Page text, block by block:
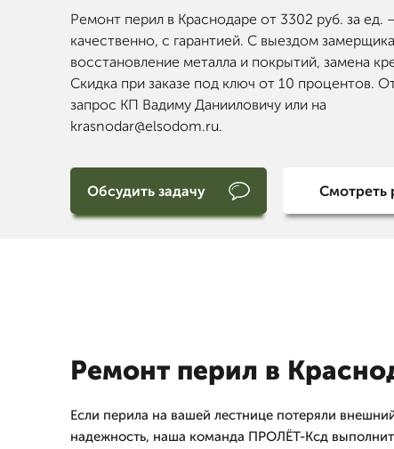
Ремонт перил в Краснодаре от 3302 руб. за ед.
качественно, с гарантией. С выездом
восстановление металла и покрытий, замена
Скидка при заказе под ключ от 10 процентов.
запрос КП Вадиму Данииловичу или на
krasnodar@elsodom.ru.
Обсудить задачу Смотреть
Ремонт перил в
Если перила на вашей лестнице потеряли
надежность, наша команда ПРОЛЁТ-Ксд